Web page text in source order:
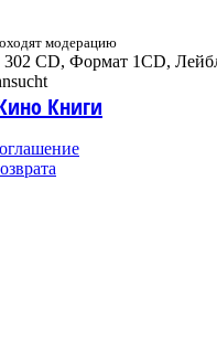
модерацию
CD, Формат 1CD, Лейбл
Книги